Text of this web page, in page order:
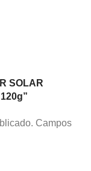
SOLAR
Campos